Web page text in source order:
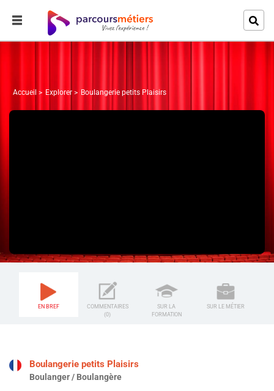
Accueil Explorer Boulangerie petits Plaisirs
EN BREF
COMMENTAIRES
(0)
SUR LA
FORMATION
SUR LE MÉTIER
Boulangerie petits Plaisirs
Boulanger / Boulangère